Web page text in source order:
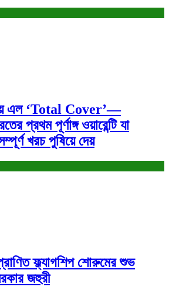
এল ‘Total Cover’—
প্রথম পূর্ণাঙ্গ ওয়ারেন্টি যা
খরচ পুষিয়ে দেয়
ফ্ল্যাগশিপ শোরুমের শুভ
জহুরী